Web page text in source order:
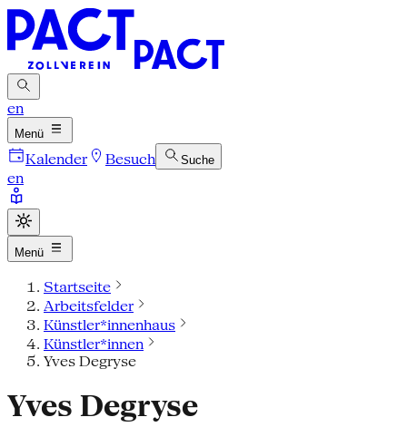
en
Menü
Kalender Besuch Suche
en
Menü
Startseite
Arbeitsfelder
Künstler*innenhaus
Künstler*innen
Yves Degryse
Yves Degryse